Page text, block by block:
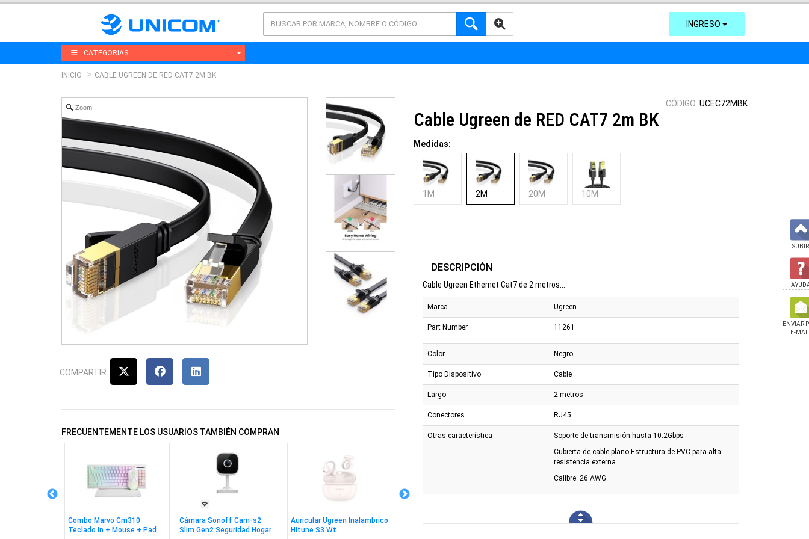
AVANZADA INGRESO
CATEGORIAS
INICIO CABLE UGREEN DE RED CAT7 2M BK
Zoom
COMPARTIR:
FRECUENTEMENTE LOS USUARIOS TAMBIÉN COMPRAN
Combo Marvo Cm310
Teclado In + Mouse + Pad
Cámara Sonoff Cam-s2
Slim Gen2 Seguridad Hogar
Auricular Ugreen Inalambrico
Hitune S3 Wt
Ssd Adata Ultimate Su650
CÓDIGO: UCEC72MBK
Cable Ugreen de RED CAT7 2m BK
Medidas:
1M 2M 20M 10M
DESCRIPCIÓN
Cable Ugreen Ethernet Cat7 de 2 metros...
Marca Ugreen
Part Number 11261
Color Negro
Tipo Dispositivo Cable
Largo 2 metros
Conectores RJ45
Otras característica
Soporte de transmisión hasta 10.2Gbps
Cubierta de cable plano Estructura de PVC para alta
resistencia externa
Calibre: 26 AWG
SUBIR
ENVIAR
E-